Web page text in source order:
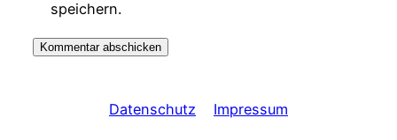
speichern.
Datenschutz Impressum